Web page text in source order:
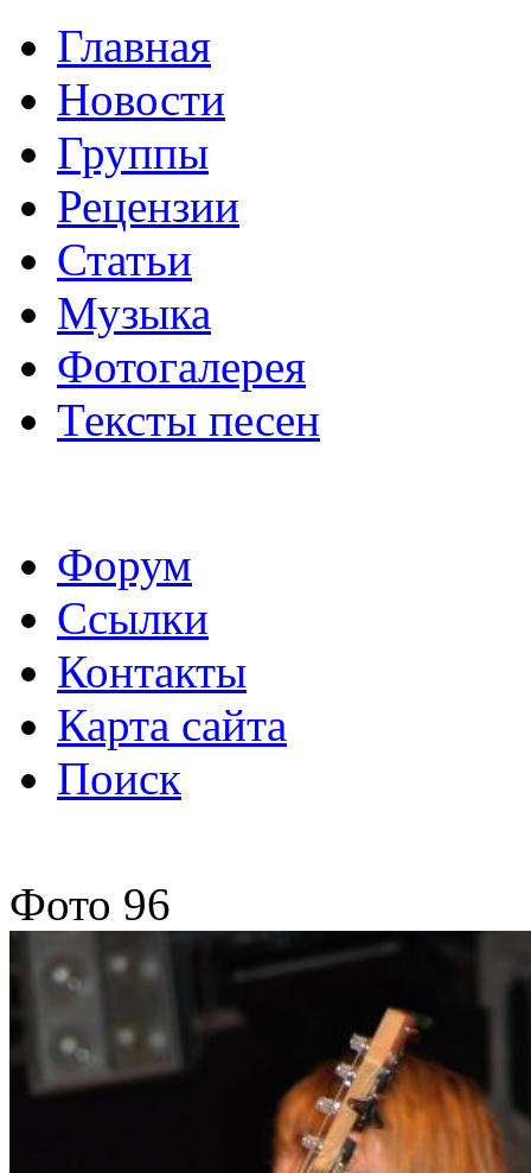
Главная
Новости
Группы
Рецензии
Статьи
Музыка
Фотогалерея
Тексты песен
Форум
Ссылки
Контакты
Карта сайта
Поиск
Фото 96